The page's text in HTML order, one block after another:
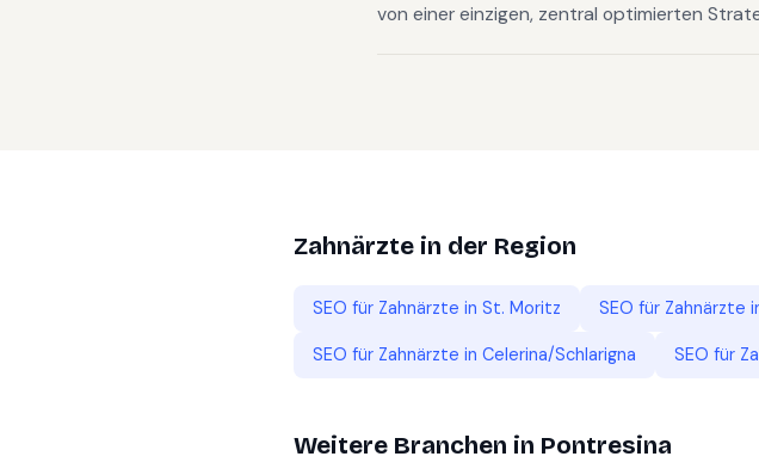
von einer einzigen, zentral optimierten
Zahnärzte in der Region
SEO für Zahnärzte in St. Moritz SEO für Zahnärzte
SEO für Zahnärzte in Celerina/Schlarigna SEO für
Weitere Branchen in Pontresina